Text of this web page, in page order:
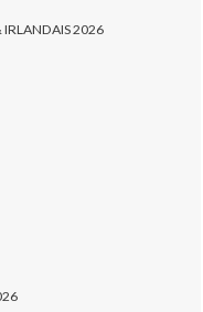
IRLANDAIS 2026